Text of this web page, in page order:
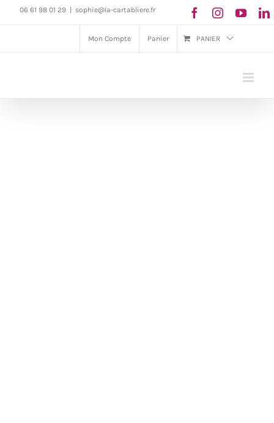
Passer06 61 98 01 29 sophie@la-cartabliere.fr
Mon Compte Panier PANIER